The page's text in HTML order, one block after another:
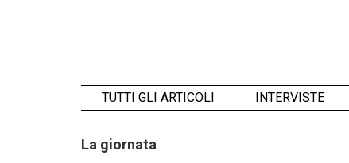
TUTTI GLI ARTICOLI INTERVISTE
La giornata